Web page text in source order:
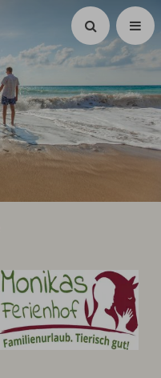
Suchen